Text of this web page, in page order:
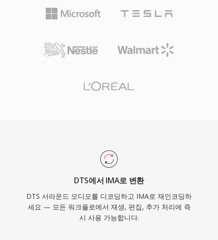
DTS에서 IMA로 변환
DTS 서라운드 오디오를 디코딩하고 IMA로 재인코딩하
세요 — 모든 워크플로에서 재생, 편집, 추가 처리에 즉
시 사용 가능합니다.